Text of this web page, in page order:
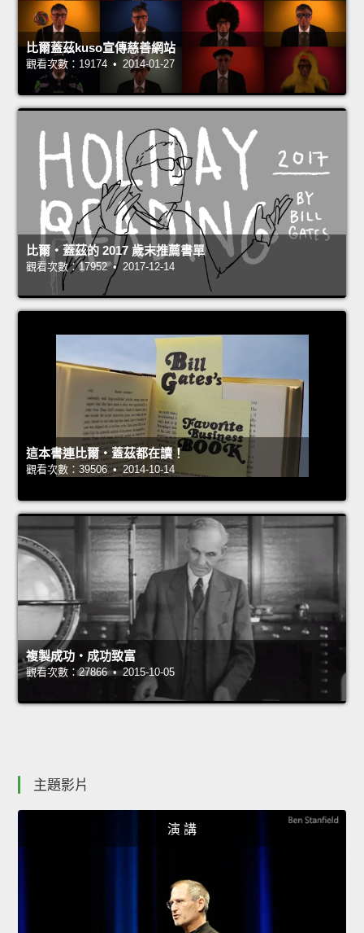
比爾蓋茲kuso宣傳慈善網站
觀看次數：19174 • 2014-01-27
比爾‧蓋茲的 2017 歲末推薦書單
觀看次數：17952 • 2017-12-14
這本書連比爾‧蓋茲都在讀！
觀看次數：39506 • 2014-10-14
複製成功‧成功致富
觀看次數：27866 • 2015-10-05
主題影片
演 講